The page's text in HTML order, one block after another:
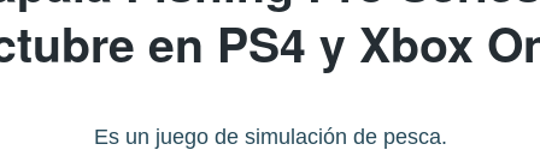
en PS4 y Xbox
Es un juego de simulación de pesca.